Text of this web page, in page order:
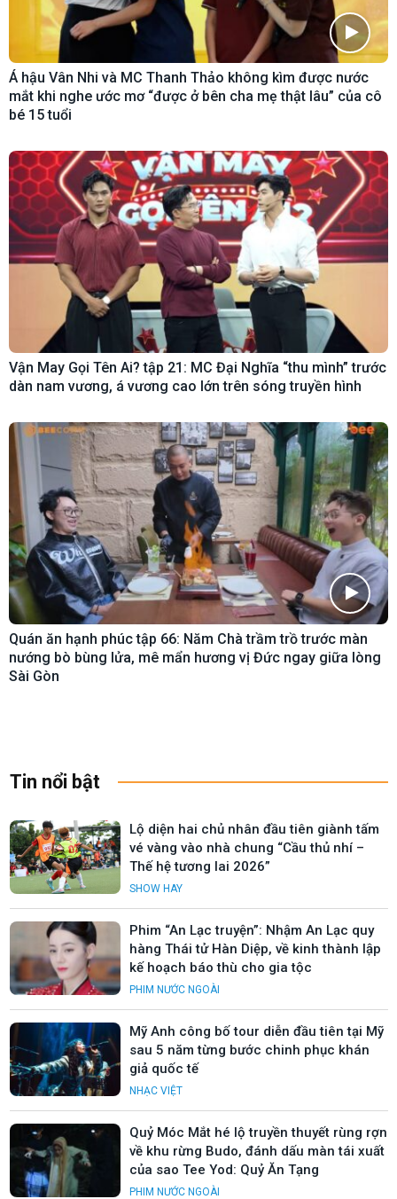
Á hậu Vân Nhi và MC Thanh Thảo không kìm được nước
mắt khi nghe ước mơ “được ở bên cha mẹ thật lâu” của cô
bé 15 tuổi
Vận May Gọi Tên Ai? tập 21: MC Đại Nghĩa “thu mình” trước
dàn nam vương, á vương cao lớn trên sóng truyền hình
Quán ăn hạnh phúc tập 66: Năm Chà trầm trồ trước màn
nướng bò bùng lửa, mê mẩn hương vị Đức ngay giữa lòng
Sài Gòn
Tin nổi bật
Lộ diện hai chủ nhân đầu tiên giành tấm
vé vàng vào nhà chung “Cầu thủ nhí –
Thế hệ tương lai 2026”
SHOW HAY
Phim “An Lạc truyện”: Nhậm An Lạc quy
hàng Thái tử Hàn Diệp, về kinh thành lập
kế hoạch báo thù cho gia tộc
PHIM NƯỚC NGOÀI
Mỹ Anh công bố tour diễn đầu tiên tại Mỹ
sau 5 năm từng bước chinh phục khán
giả quốc tế
NHẠC VIỆT
Quỷ Móc Mắt hé lộ truyền thuyết rùng rợn
về khu rừng Budo, đánh dấu màn tái xuất
của sao Tee Yod: Quỷ Ăn Tạng
PHIM NƯỚC NGOÀI